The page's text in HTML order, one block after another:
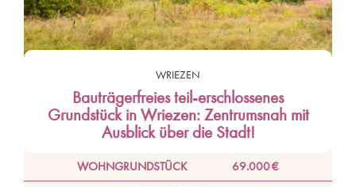
WRIEZEN
Bauträgerfreies teil-erschlossenes
Grundstück in Wriezen: Zentrumsnah mit
Ausblick über die Stadt!
WOHNGRUNDSTÜCK 69.000 €